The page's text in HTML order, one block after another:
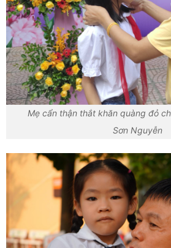
Mẹ cẩn thận thắt khăn quàng đỏ
Sơn Nguyễn